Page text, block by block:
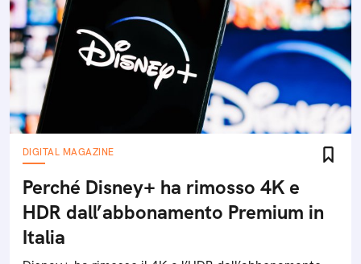
DIGITAL MAGAZINE
Perché Disney+ ha rimosso 4K e
HDR dall’abbonamento Premium in
Italia